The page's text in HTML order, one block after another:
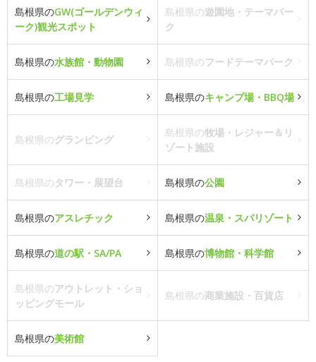
島根県のGW(ゴールデンウィ
ーク)観光スポット
島根県の遊園地・テーマパー
ク
島根県の水族館・動物園 島根県のフードテーマパーク
島根県の工場見学 島根県のキャンプ場・BBQ場
島根県のグランピング
島根県の牧場・レジャー＆リ
ゾート施設
島根県のタワー・展望台 島根県の公園
島根県のアスレチック 島根県の温泉・スパリゾート
島根県の道の駅・SA/PA 島根県の博物館・科学館
島根県のアウトレット・ショ
ッピングモール
島根県の商業施設・百貨店
島根県の美術館